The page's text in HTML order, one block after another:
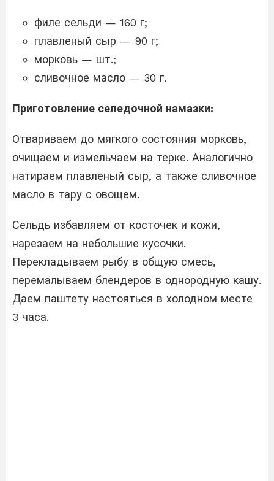
филе сельди — 160 г;
плавленый сыр — 90 г;
морковь — шт.;
сливочное масло — 30 г.
Приготовление селедочной намазки:
Отвариваем до мягкого состояния морковь,
очищаем и измельчаем на терке. Аналогично
натираем плавленый сыр, а также сливочное
масло в тару с овощем.
Сельдь избавляем от косточек и кожи,
нарезаем на небольшие кусочки.
Перекладываем рыбу в общую смесь,
перемалываем блендеров в однородную кашу.
Даем паштету настояться в холодном месте
3 часа.